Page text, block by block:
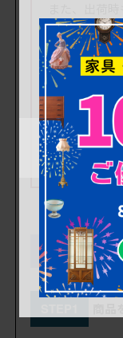
お届けとなり
※画像に写り
みないと分
常的に使用
店が品質を
めいたします
「これか